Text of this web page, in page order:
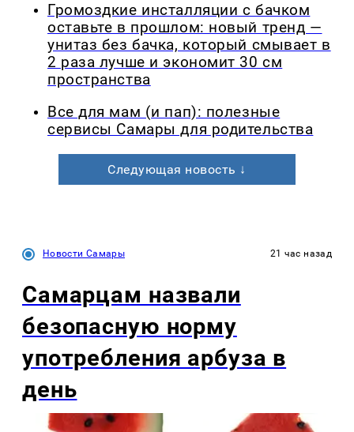
Громоздкие инсталляции с бачком
оставьте в прошлом: новый тренд —
унитаз без бачка, который смывает в
2 раза лучше и экономит 30 см
пространства
Все для мам (и пап): полезные
сервисы Самары для родительства
Следующая новость ↓
Новости Самары 21 час назад
Самарцам назвали
безопасную норму
употребления арбуза в
день